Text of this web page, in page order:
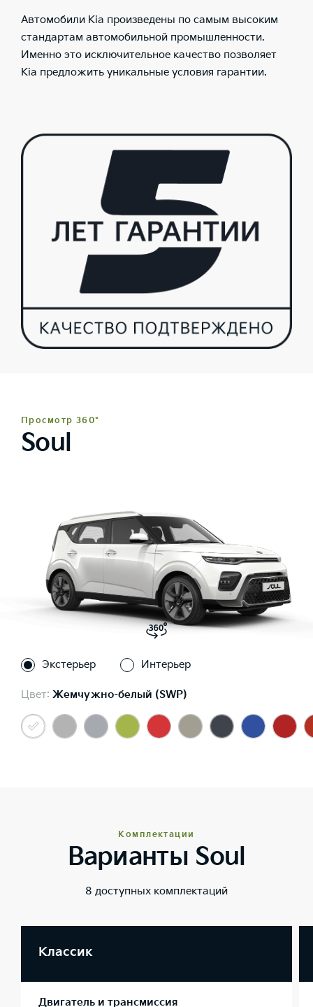
Автомобили Kia произведены по самым высоким
стандартам автомобильной промышленности.
Именно это исключительное качество позволяет
Kia предложить уникальные условия гарантии.
Просмотр 360°
Soul
Экстерьер Интерьер
Цвет: Жемчужно-белый (SWP)
Комплектации
Варианты Soul
8 доступных комплектаций
Классик
Двигатель и трансмиссия